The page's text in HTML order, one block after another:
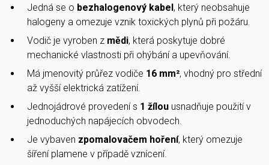
Jedná se o bezhalogenový kabel , který neobsahuje
halogeny a omezuje vznik toxických plynů při požáru.
Vodič je vyroben z mědi, která poskytuje dobré
mechanické vlastnosti při ohýbání a upevňování.
Má jmenovitý průřez vodiče 16 mm², vhodný pro střední
až vyšší elektrická zatížení.
Jednojádrové provedení s 1 žílou usnadňuje použití v
jednoduchých napájecích obvodech.
Je vybaven zpomalovačem hoření, který omezuje
šíření plamene v případě vznícení.